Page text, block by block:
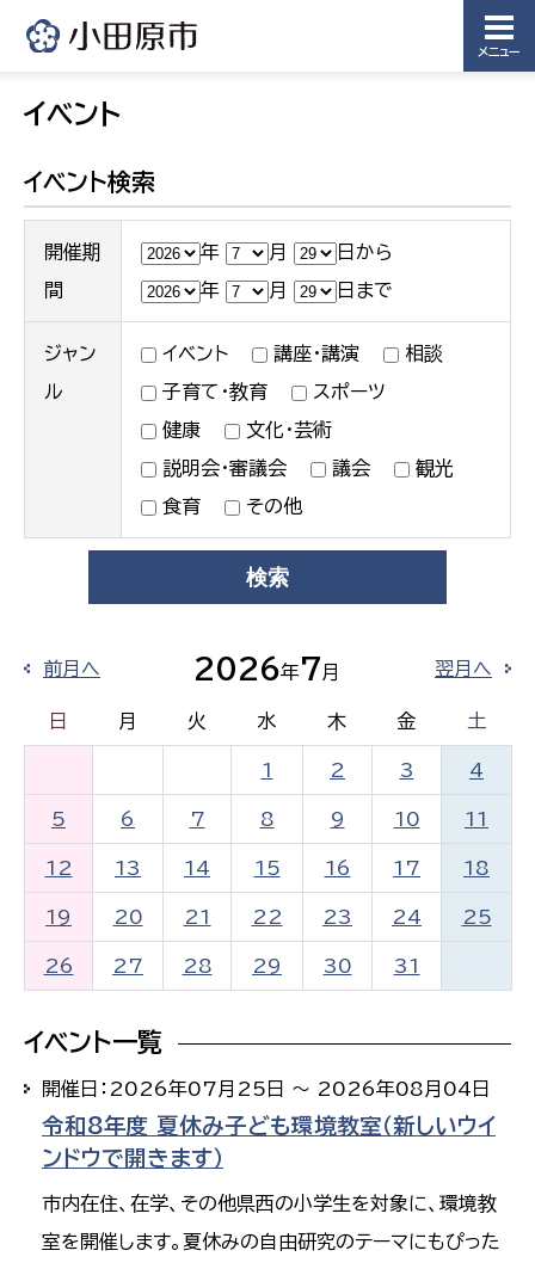
メニュー
イベント
イベント検索
開催期
間
年 月
日から
年
月 日まで
ジャン
ル
イベント 講座・講演
相談
子育て・教育
スポーツ
健康
文化・芸術
説明会・審議会
議会
観光
食育
その他
前月へ 2026年7月 翌月へ
日 月 火 水 木 金 土
1 2 3 4
5 6 7 8 9 10 11
12 13 14 15 16 17 18
19 20 21 22 23 24 25
26 27 28 29 30 31
イベント一覧
開催日：2026年07月25日 ～ 2026年08月04日
令和8年度 夏休み子ども環境教室（新しいウイ
ンドウで開きます）
市内在住、在学、その他県西の小学生を対象に、環境教
室を開催します。夏休みの自由研究のテーマにもぴった